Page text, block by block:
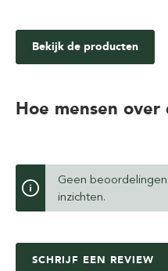
Bekijk de producten
Hoe mensen
Geen
inzichten.
SCHRIJF EEN REVIEW